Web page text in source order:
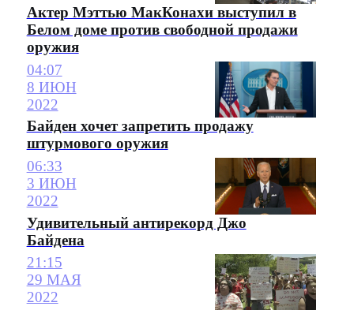
Актер Мэттью МакКонахи выступил в
Белом доме против свободной продажи
оружия
04:07
8 ИЮН
2022
Байден хочет запретить продажу
штурмового оружия
06:33
3 ИЮН
2022
Удивительный антирекорд Джо
Байдена
21:15
29 МАЯ
2022